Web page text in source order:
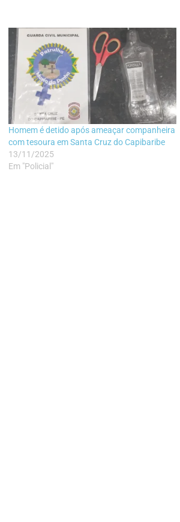
Homem é detido após ameaçar companheira
com tesoura em Santa Cruz do Capibaribe
13/11/2025
Em "Policial"